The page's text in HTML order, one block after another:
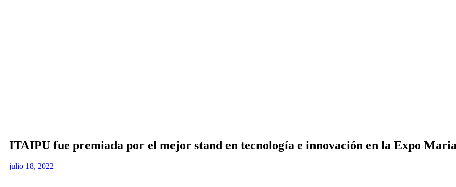
ITAIPU fue premiada por el mejor stand en tecnología e innovación en la Expo
julio 18, 2022